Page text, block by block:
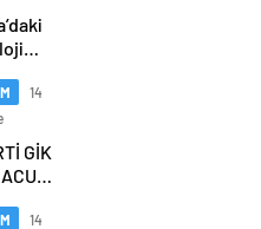
14
GİK
14